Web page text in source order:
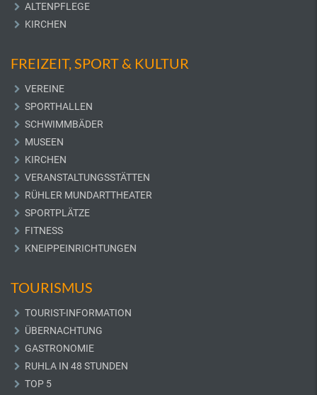
ALTENPFLEGE
KIRCHEN
FREIZEIT, SPORT & KULTUR
VEREINE
SPORTHALLEN
SCHWIMMBÄDER
MUSEEN
KIRCHEN
VERANSTALTUNGSSTÄTTEN
RÜHLER MUNDARTTHEATER
SPORTPLÄTZE
FITNESS
KNEIPPEINRICHTUNGEN
TOURISMUS
TOURIST-INFORMATION
ÜBERNACHTUNG
GASTRONOMIE
RUHLA IN 48 STUNDEN
TOP 5